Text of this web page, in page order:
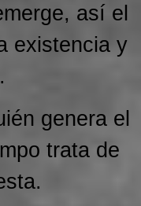
así el
existencia y
genera el
trata de